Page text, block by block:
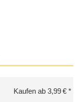
Kaufen ab 3,99 €